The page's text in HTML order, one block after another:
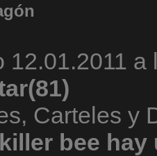
12.01.2011 a
Carteles y
killer bee hay